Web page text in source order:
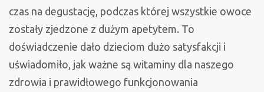
czas na degustację, podczas której wszystkie owoce
zostały zjedzone z dużym apetytem. To
doświadczenie dało dzieciom dużo satysfakcji i
uświadomiło, jak ważne są witaminy dla naszego
zdrowia i prawidłowego funkcjonowania